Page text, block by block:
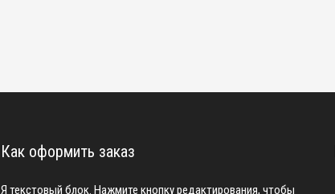
Как оформить заказ
Я текстовый блок. Нажмите кнопку редактирования, чтобы